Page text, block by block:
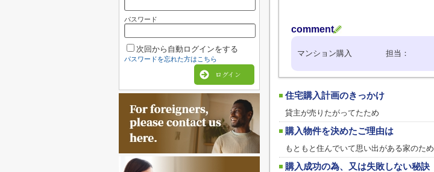
comment
マンション購入 担当：
住宅購入計画のきっかけ
貸主が売りたがってたため
購入物件を決めたご理由は
もともと住んでいて思い出がある家のため
購入成功の為、又は失敗しない秘訣
パスワード
次回から自動ログインをする
パスワードを忘れた方はこちら
ログイン